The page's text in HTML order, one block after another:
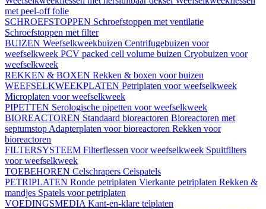
met peel-off folie
SCHROEFSTOPPEN Schroefstoppen met ventilatie
Schroefstoppen met filter
BUIZEN Weefselkweekbuizen Centrifugebuizen voor
weefselkweek PCV packed cell volume buizen Cryobuizen voor
weefselkweek
REKKEN & BOXEN Rekken & boxen voor buizen
WEEFSELKWEEKPLATEN Petriplaten voor weefselkweek
Microplaten voor weefselkweek
PIPETTEN Serologische pipetten voor weefselkweek
BIOREACTOREN Standaard bioreactoren Bioreactoren met
septumstop Adapterplaten voor bioreactoren Rekken voor
bioreactoren
FILTERSYSTEEM Filterflessen voor weefselkweek Spuitfilters
voor weefselkweek
TOEBEHOREN Celschrapers Celspatels
PETRIPLATEN Ronde petriplaten Vierkante petriplaten Rekken &
mandjes Spatels voor petriplaten
VOEDINGSMEDIA Kant-en-klare telplaten